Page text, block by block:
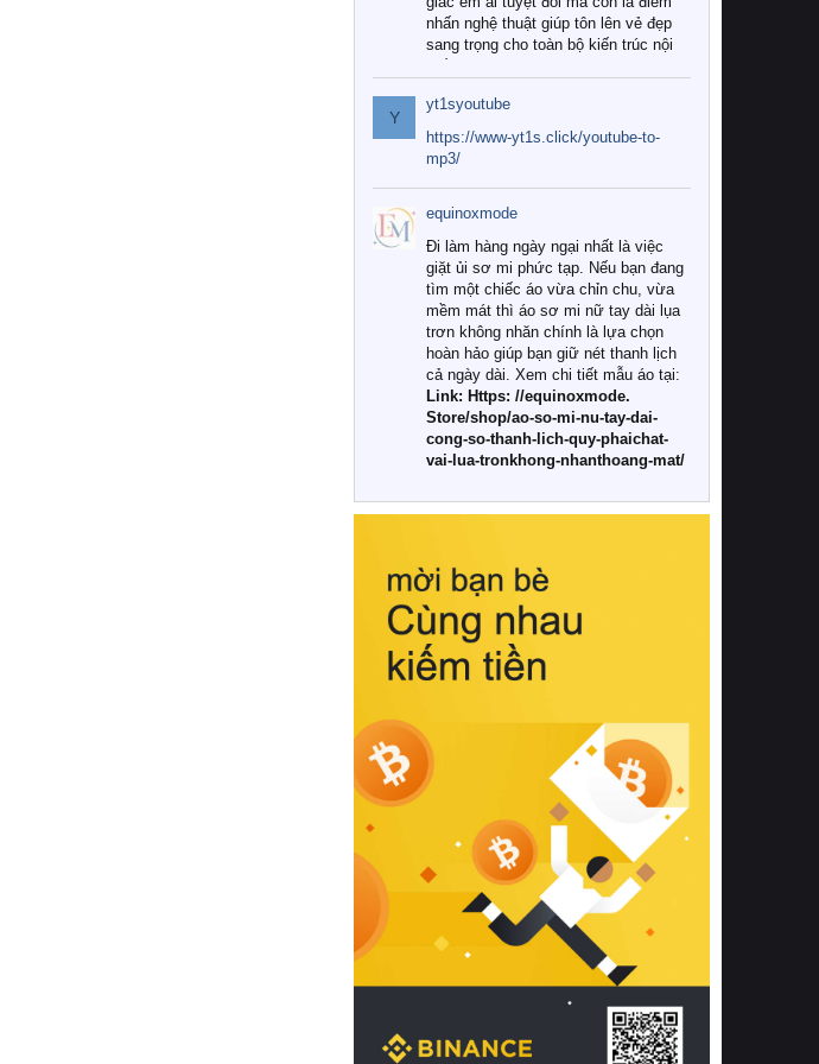
nhấn nghệ thuật giúp tôn lên vẻ đẹp
sang trọng cho toàn bộ kiến trúc nội
Tuy nhiên, giữa thị trường đa dạng
với vô vàn thương hiệu và mẫu mã
như hiện nay, làm thế nào để chọn
được những bộ chăn ga gối đệm cao
cấp thực sự chất lượng, phù hợp với
khí hậu và nhu cầu sử dụng của gia
đình? Hãy cùng chúng tôi đi tìm lời
giải đáp chi tiết qua bài viết dưới đây.
1. Tại sao các gia đình hiện đại lại ưa
chuộng chăn ga gối đệm cao cấp?
Khác với các dòng sản phẩm thông
thường, những bộ chăn ga gối đệm
cao cấp trải qua quy trình sản xuất
nghiêm ngặt từ khâu chọn lọc nguyên
liệu tự nhiên đến công nghệ dệt
nhuộm hiện đại không chứa hóa chất
này, bạn sẽ cảm nhận rõ rệt sự khác
hồi chuẩn xác của phần đệm nâng đỡ
cột sống.
Bên cạnh đó, việc lựa chọn các dòng
sản phẩm đạt chuẩn chất lượng quốc
tế còn giúp ngăn ngừa tình trạng kích
khuẩn và nấm mốc trong điều kiện
thời tiết nóng ẩm. Bạn có thể tìm hiểu
thêm các nghiên cứu khoa học về tác
động của giấc ngủ và môi trường
phòng ngủ đối với sức khỏe con
người tại Sleep Foundation (External
Link) để có cái nhìn toàn diện hơn.
2. Các tiêu chí vàng khi lựa chọn
chăn ga gối đệm cao cấp cho phòng
ngủ
Để sở hữu một bộ chăn ga gối đệm
cao cấp hoàn hảo cả về thẩm mỹ lẫn
công năng, người tiêu dùng cần cân
nhắc kỹ lưỡng các tiêu chí quan trọng
Y
yt1syoutube
https://www-yt1s.click/youtube-to-
mp3/
equinoxmode
Đi làm hàng ngày ngại nhất là việc
giặt ủi sơ mi phức tạp. Nếu bạn đang
tìm một chiếc áo vừa chỉn chu, vừa
mềm mát thì áo sơ mi nữ tay dài lụa
trơn không nhăn chính là lựa chọn
hoàn hảo giúp bạn giữ nét thanh lịch
cả ngày dài. Xem chi tiết mẫu áo tại:
Link: Https: //equinoxmode.
Store/shop/ao-so-mi-nu-tay-dai-
cong-so-thanh-lich-quy-phaichat-
vai-lua-tronkhong-nhanthoang-mat/